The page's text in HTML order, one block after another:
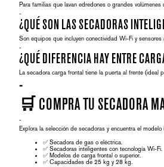
Para familias que lavan edredones o grandes volúmenes
-
¿QUÉ SON LAS SECADORAS
Son equipos que incluyen conectividad Wi-Fi y
-
¿QUÉ DIFERENCIA HAY ENTRE
La secadora carga frontal tiene la puerta al frente (ideal
-
🛒 COMPRA TU SECADORA
-
Explora la selección de secadoras y encuentra el
✅ Secadora de gas o eléctrica.
✅ Secadoras inteligentes con tecnología Wi-Fi.
✅ Modelos de carga frontal o superior.
✅ Capacidades de 25 kg y 28 kg.